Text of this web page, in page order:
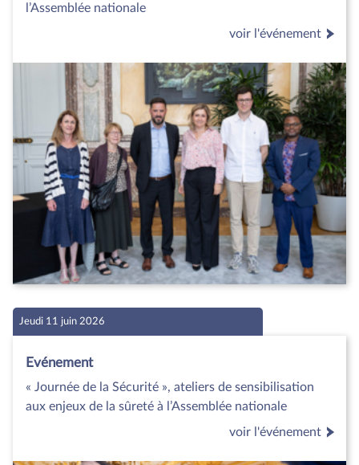
l’Assemblée nationale
voir l'événement
Jeudi 11 juin 2026
Evénement
« Journée de la Sécurité », ateliers de sensibilisation
aux enjeux de la sûreté à l’Assemblée nationale
voir l'événement